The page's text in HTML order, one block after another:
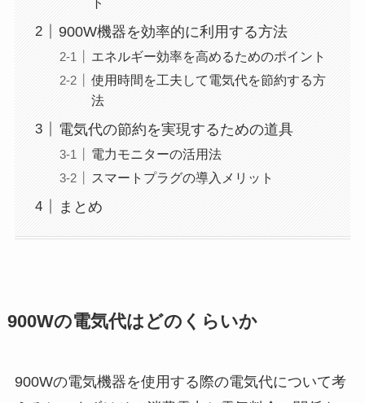
900W機器を効率的に利用する方法
エネルギー効率を高めるためのポイント
使用時間を工夫して電気代を節約する方
法
電気代の節約を実現するための道具
電力モニターの活用法
スマートプラグの導入メリット
まとめ
900Wの電気代はどのくらいか
900Wの電気機器を使用する際の電気代について考